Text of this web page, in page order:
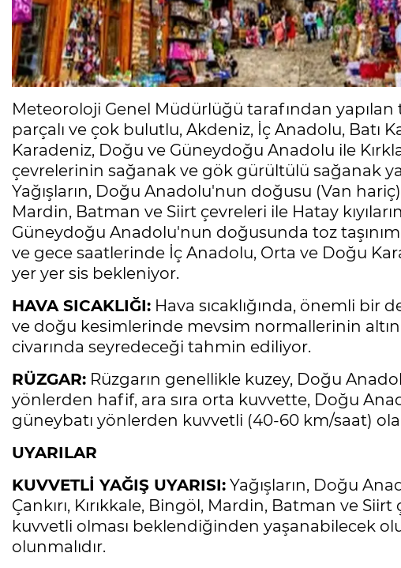
Meteoroloji Genel Müdürlüğü tarafından
parçalı ve çok bulutlu, Akdeniz, İç Anadolu, Batı
Karadeniz, Doğu ve Güneydoğu Anadolu ile
çevrelerinin sağanak ve gök gürültülü sağanak
Yağışların, Doğu Anadolu'nun doğusu (Van hariç),
Mardin, Batman ve Siirt çevreleri ile Hatay
Güneydoğu Anadolu'nun doğusunda toz
ve gece saatlerinde İç Anadolu, Orta ve Doğu
yer yer sis bekleniyor.
HAVA SICAKLIĞI: Hava sıcaklığında, önemli bir
ve doğu kesimlerinde mevsim normallerinin
civarında seyredeceği tahmin ediliyor.
RÜZGAR: Rüzgarın genellikle kuzey, Doğu
yönlerden hafif, ara sıra orta kuvvette, Doğu
güneybatı yönlerden kuvvetli (40-60 km/saat)
UYARILAR
KUVVETLİ YAĞIŞ UYARISI: Yağışların, Doğu
Çankırı, Kırıkkale, Bingöl, Mardin, Batman ve
kuvvetli olması beklendiğinden yaşanabilecek
olunmalıdır.